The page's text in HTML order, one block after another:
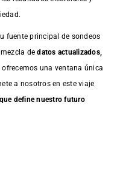
fuente principal de sondeos
dedatos actualizados,
ofrecemos una ventana única
a nosotros en este viaje
define nuestro futuro